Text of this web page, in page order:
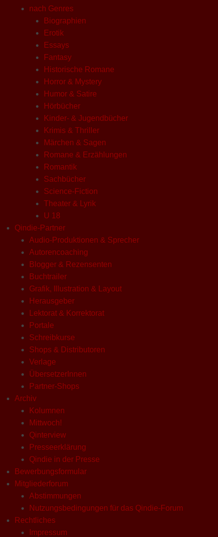
nach Genres
Biographien
Erotik
Essays
Fantasy
Historische Romane
Horror & Mystery
Humor & Satire
Hörbücher
Kinder- & Jugendbücher
Krimis & Thriller
Märchen & Sagen
Romane & Erzählungen
Romantik
Sachbücher
Science-Fiction
Theater & Lyrik
U 18
Qindie-Partner
Audio-Produktionen & Sprecher
Autorencoaching
Blogger & Rezensenten
Buchtrailer
Grafik, Illustration & Layout
Herausgeber
Lektorat & Korrektorat
Portale
Schreibkurse
Shops & Distributoren
Verlage
ÜbersetzerInnen
Partner-Shops
Archiv
Kolumnen
Mittwoch!
Qinterview
Presseerklärung
Qindie in der Presse
Bewerbungsformular
Mitgliederforum
Abstimmungen
Nutzungsbedingungen für das Qindie-Forum
Rechtliches
Impressum